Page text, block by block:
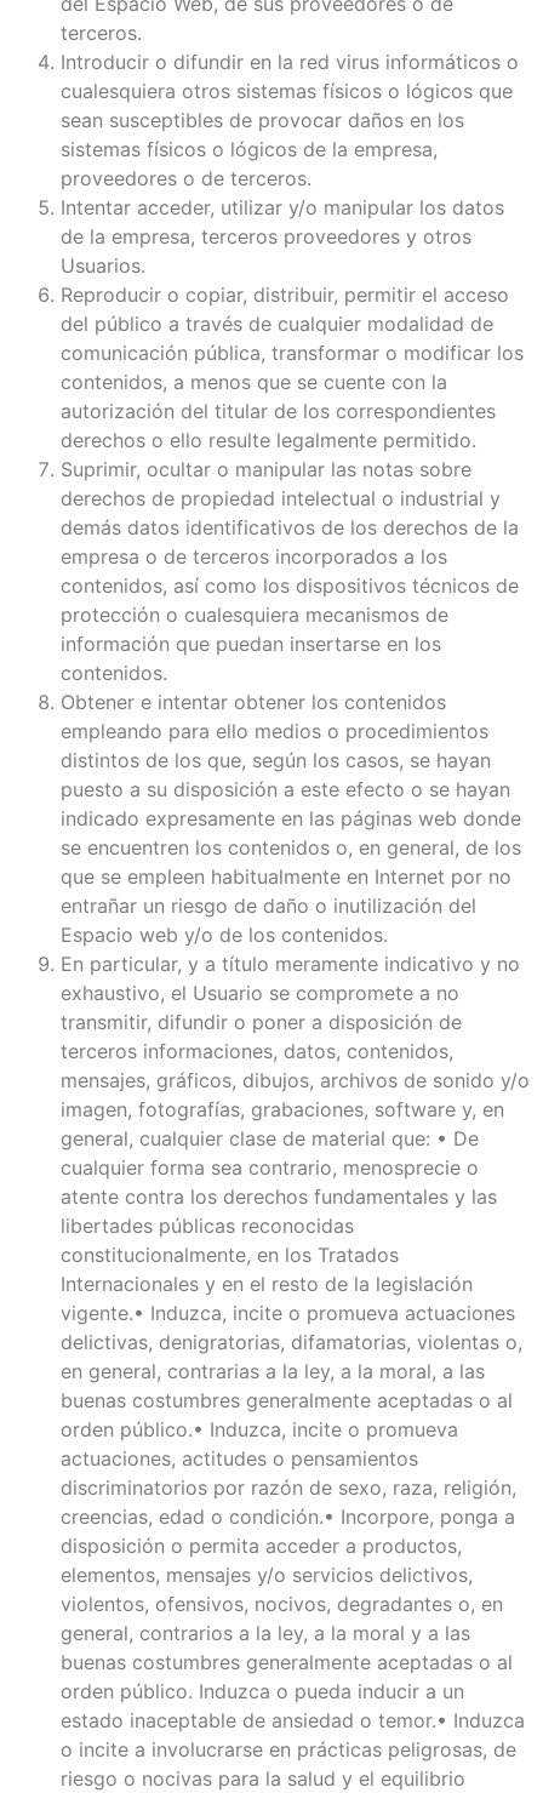
terceros.
Introducir o difundir en la red virus informáticos o
cualesquiera otros sistemas físicos o lógicos que
sean susceptibles de provocar daños en los
sistemas físicos o lógicos de la empresa,
proveedores o de terceros.
Intentar acceder, utilizar y/o manipular los datos
de la empresa, terceros proveedores y otros
Usuarios.
Reproducir o copiar, distribuir, permitir el acceso
del público a través de cualquier modalidad de
comunicación pública, transformar o modificar los
contenidos, a menos que se cuente con la
autorización del titular de los correspondientes
derechos o ello resulte legalmente permitido.
Suprimir, ocultar o manipular las notas sobre
derechos de propiedad intelectual o industrial y
demás datos identificativos de los derechos de la
empresa o de terceros incorporados a los
contenidos, así como los dispositivos técnicos de
protección o cualesquiera mecanismos de
información que puedan insertarse en los
contenidos.
Obtener e intentar obtener los contenidos
empleando para ello medios o procedimientos
distintos de los que, según los casos, se hayan
puesto a su disposición a este efecto o se hayan
indicado expresamente en las páginas web donde
se encuentren los contenidos o, en general, de los
que se empleen habitualmente en Internet por no
entrañar un riesgo de daño o inutilización del
Espacio web y/o de los contenidos.
En particular, y a título meramente indicativo y no
exhaustivo, el Usuario se compromete a no
transmitir, difundir o poner a disposición de
terceros informaciones, datos, contenidos,
mensajes, gráficos, dibujos, archivos de sonido y/o
imagen, fotografías, grabaciones, software y, en
general, cualquier clase de material que: • De
cualquier forma sea contrario, menosprecie o
atente contra los derechos fundamentales y las
libertades públicas reconocidas
constitucionalmente, en los Tratados
Internacionales y en el resto de la legislación
vigente.• Induzca, incite o promueva actuaciones
delictivas, denigratorias, difamatorias, violentas o,
en general, contrarias a la ley, a la moral, a las
buenas costumbres generalmente aceptadas o al
orden público.• Induzca, incite o promueva
actuaciones, actitudes o pensamientos
discriminatorios por razón de sexo, raza, religión,
creencias, edad o condición.• Incorpore, ponga a
disposición o permita acceder a productos,
elementos, mensajes y/o servicios delictivos,
violentos, ofensivos, nocivos, degradantes o, en
general, contrarios a la ley, a la moral y a las
buenas costumbres generalmente aceptadas o al
orden público. Induzca o pueda inducir a un
estado inaceptable de ansiedad o temor.• Induzca
o incite a involucrarse en prácticas peligrosas, de
riesgo o nocivas para la salud y el equilibrio